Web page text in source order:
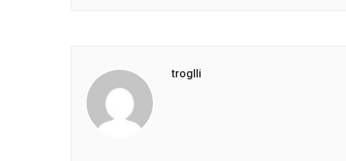
troglli